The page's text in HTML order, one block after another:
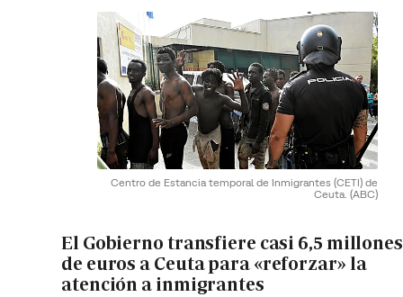
Centro de Estancia temporal de Inmigrantes (CETI) de
Ceuta. (ABC)
El Gobierno transfiere casi 6,5 millones
de euros a Ceuta para «reforzar» la
atención a inmigrantes